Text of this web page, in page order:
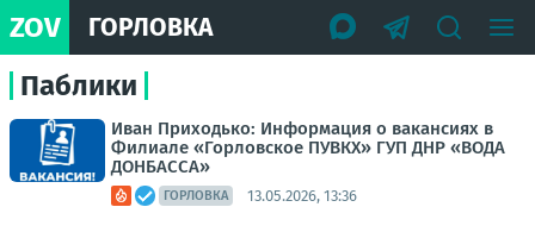
ZOV ГОРЛОВКА
Паблики
Иван Приходько: Информация о вакансиях в
Филиале «Горловское ПУВКХ» ГУП ДНР «ВОДА
ДОНБАССА»
ГОРЛОВКА 13.05.2026, 13:36